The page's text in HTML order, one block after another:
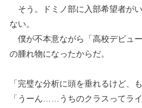
そう。ドミノ部に入部希望者が
ない。
僕が不本意ながら「高校デビュ
の腫れ物になったからだ。
「完璧な分析に頭を垂れるけど、
「うーん……うちのクラスってラ